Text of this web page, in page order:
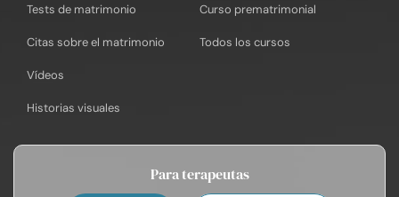
Tests de matrimonio
Citas sobre el matrimonio
Vídeos
Historias visuales
Curso prematrimonial
Todos los cursos
Para terapeutas